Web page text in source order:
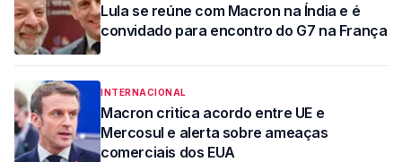
Lula se reúne com Macron na Índia e é
convidado para encontro do G7 na França
INTERNACIONAL
Macron critica acordo entre UE e
Mercosul e alerta sobre ameaças
comerciais dos EUA